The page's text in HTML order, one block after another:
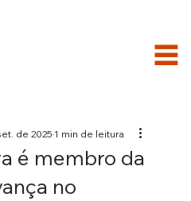
é membro da
no
de 20251 min de leitura